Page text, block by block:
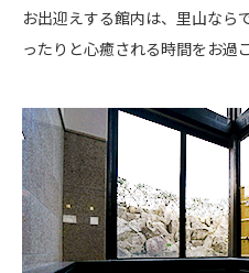
お出迎えする館内は、里山なら
ったりと心癒される時間をお過